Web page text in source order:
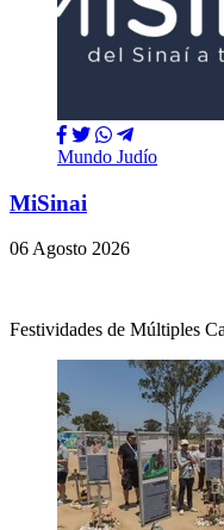
Mundo Judío
MiSinai
06 Agosto 2026
Festividades de